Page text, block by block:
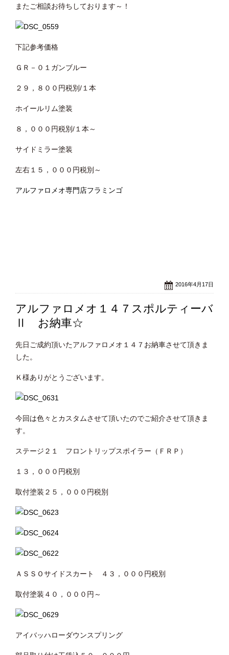
またご相談お待ちしております～！
下記参考価格
ＧＲ－０１ガンブルー
２９，８００円税別/１本
ホイールリム塗装
８，０００円税別/１本～
サイドミラー塗装
左右１５，０００円税別～
アルファロメオ専門店フラミンゴ
2016年4月17日
アルファロメオ１４７スポルティーバ
Ⅱ お納車☆
先日ご成約頂いたアルファロメオ１４７お納車させて頂きま
した。
Ｋ様ありがとうございます。
今回は色々とカスタムさせて頂いたのでご紹介させて頂きま
す。
ステージ２１ フロントリップスポイラー（ＦＲＰ）
１３，０００円税別
取付塗装２５，０００円税別
ＡＳＳＯサイドスカート ４３，０００円税別
取付塗装４０，０００円～
アイバッハローダウンスプリング